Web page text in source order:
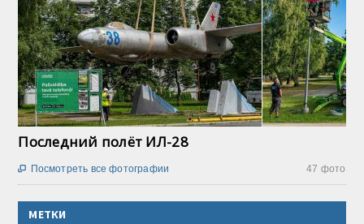
Последний полёт ИЛ-28
47 фото
 Посмотреть все фотографии
МЕТКИ